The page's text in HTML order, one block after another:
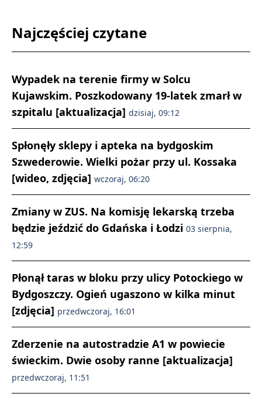
Najczęściej czytane
Wypadek na terenie firmy w Solcu
Kujawskim. Poszkodowany 19-latek zmarł w
szpitalu [aktualizacja] dzisiaj, 09:12
Spłonęły sklepy i apteka na bydgoskim
Szwederowie. Wielki pożar przy ul. Kossaka
[wideo, zdjęcia] wczoraj, 06:20
Zmiany w ZUS. Na komisję lekarską trzeba
będzie jeździć do Gdańska i Łodzi 03 sierpnia,
12:59
Płonął taras w bloku przy ulicy Potockiego w
Bydgoszczy. Ogień ugaszono w kilka minut
[zdjęcia] przedwczoraj, 16:01
Zderzenie na autostradzie A1 w powiecie
świeckim. Dwie osoby ranne [aktualizacja]
przedwczoraj, 11:51